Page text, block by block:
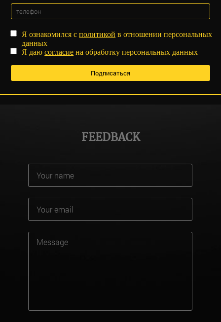
Я ознакомился сполитикой в отношении персональных
данных
Я даюсогласие на обработку персональных данных
FEEDBACK